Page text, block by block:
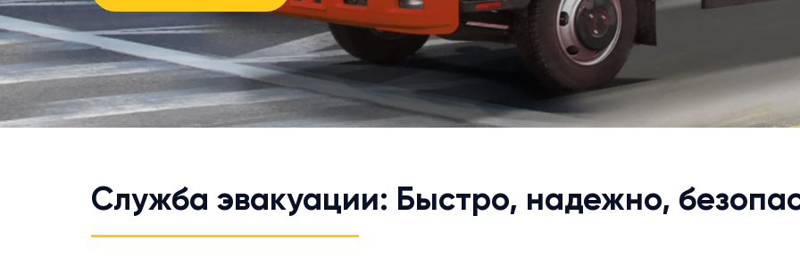
Служба эвакуации: Быстро, надежно,